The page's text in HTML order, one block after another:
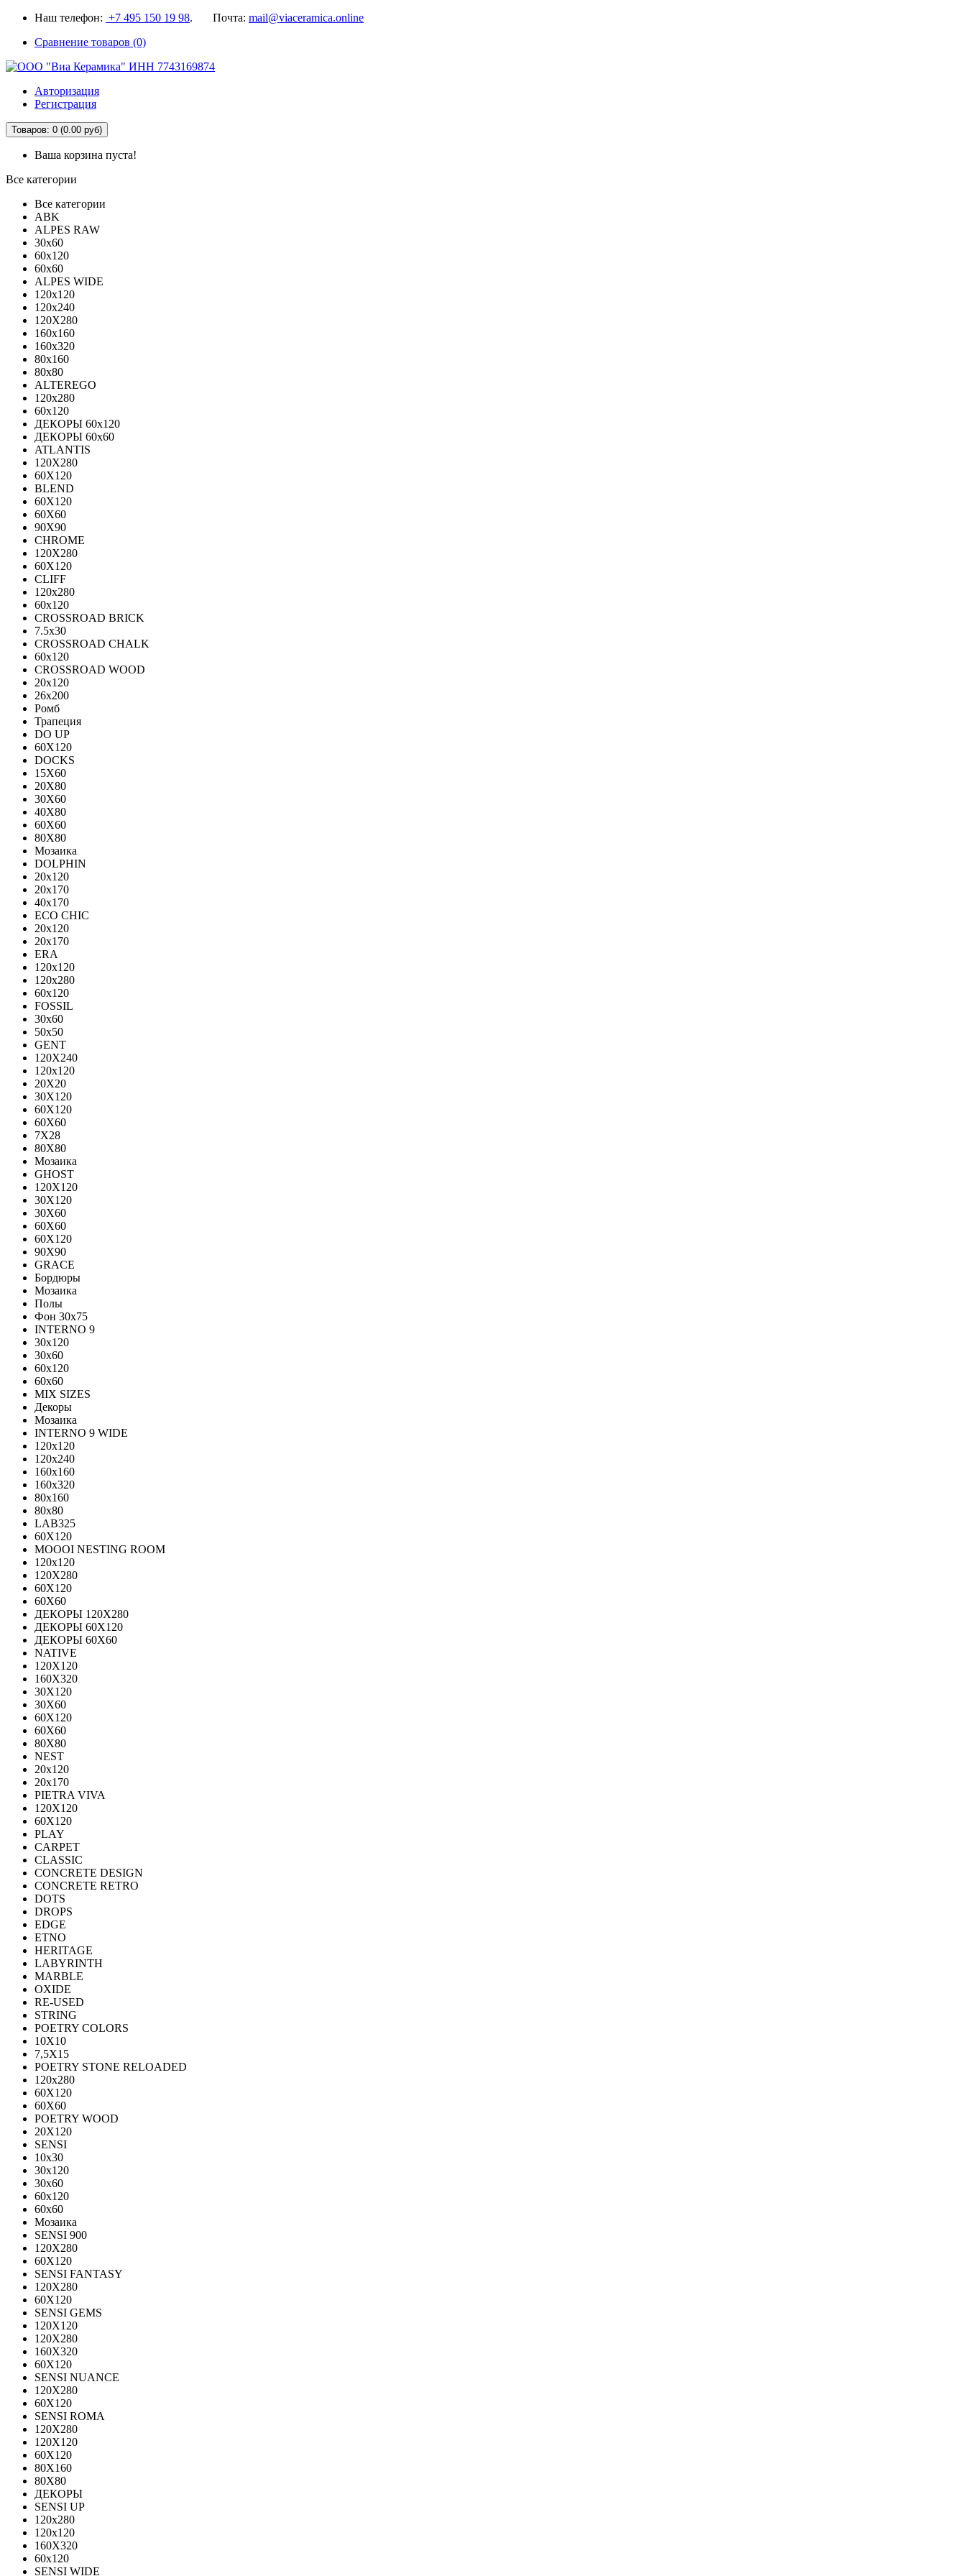
Наш телефон: +7 495 150 19 98. Почта: mail@viaceramica.online
Сравнение товаров (0)
Авторизация
Регистрация
Товаров: 0 (0.00 руб)
Ваша корзина пуста!
Все категории
Все категории
ABK
ALPES RAW
30x60
60x120
60x60
ALPES WIDE
120x120
120x240
120X280
160x160
160x320
80x160
80x80
ALTEREGO
120х280
60х120
ДЕКОРЫ 60х120
ДЕКОРЫ 60х60
ATLANTIS
120X280
60X120
BLEND
60Х120
60Х60
90Х90
CHROME
120X280
60X120
CLIFF
120x280
60x120
CROSSROAD BRICK
7.5х30
CROSSROAD CHALK
60х120
CROSSROAD WOOD
20х120
26х200
Ромб
Трапеция
DO UP
60X120
DOCKS
15X60
20X80
30X60
40X80
60X60
80X80
Мозаика
DOLPHIN
20x120
20x170
40x170
ECO CHIC
20х120
20х170
ERA
120x120
120x280
60x120
FOSSIL
30x60
50x50
GENT
120X240
120х120
20X20
30X120
60X120
60X60
7X28
80X80
Мозаика
GHOST
120X120
30X120
30X60
60X60
60Х120
90X90
GRACE
Бордюры
Мозаика
Полы
Фон 30х75
INTERNO 9
30x120
30x60
60x120
60x60
MIX SIZES
Декоры
Мозаика
INTERNO 9 WIDE
120x120
120x240
160x160
160x320
80x160
80x80
LAB325
60X120
MOOOI NESTING ROOM
120x120
120Х280
60Х120
60Х60
ДЕКОРЫ 120Х280
ДЕКОРЫ 60Х120
ДЕКОРЫ 60Х60
NATIVE
120Х120
160Х320
30X120
30X60
60X120
60X60
80Х80
NEST
20x120
20x170
PIETRA VIVA
120X120
60Х120
PLAY
CARPET
CLASSIC
CONCRETE DESIGN
CONCRETE RETRO
DOTS
DROPS
EDGE
ETNO
HERITAGE
LABYRINTH
MARBLE
OXIDE
RE-USED
STRING
POETRY COLORS
10Х10
7,5Х15
POETRY STONE RELOADED
120x280
60Х120
60Х60
POETRY WOOD
20Х120
SENSI
10x30
30x120
30x60
60x120
60x60
Мозаика
SENSI 900
120Х280
60X120
SENSI FANTASY
120Х280
60Х120
SENSI GEMS
120Х120
120Х280
160X320
60X120
SENSI NUANCE
120X280
60X120
SENSI ROMA
120X280
120Х120
60X120
80X160
80X80
ДЕКОРЫ
SENSI UP
120x280
120х120
160X320
60х120
SENSI WIDE